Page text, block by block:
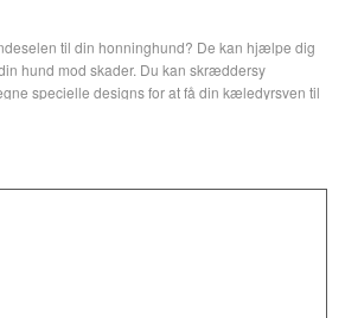
til din honninghund? De kan hjælpe dig
hund mod skader. Du kan skræddersy
specielle designs for at få din kæledyrsven til
halsen, så den ikke kvæler hunden, ideelt